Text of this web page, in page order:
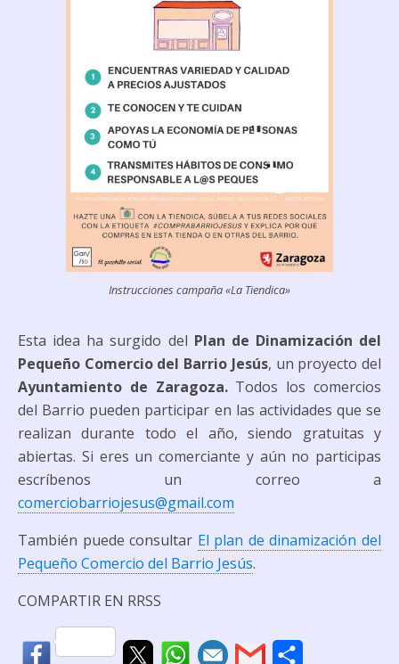
Instrucciones campaña «La Tiendica»
Esta idea ha surgido del Plan de Dinamización del
Pequeño Comercio del Barrio Jesús, un proyecto del
Ayuntamiento de Zaragoza.Todos los comercios
del Barrio pueden participar en las actividades que se
realizan durante todo el año, siendo gratuitas y
abiertas. Si eres un comerciante y aún no participas
escríbenos un correo a
comerciobarriojesus@gmail.com
También puede consultar El plan de dinamización del
Pequeño Comercio del Barrio Jesús.
COMPARTIR EN RRSS